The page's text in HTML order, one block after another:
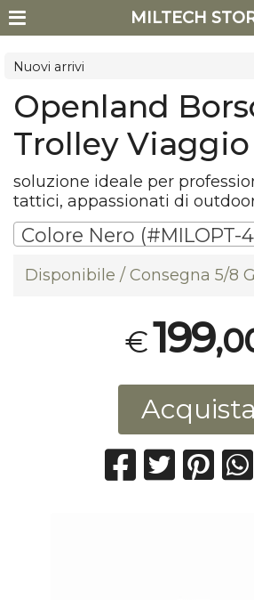
MILTECH
Nuovi arrivi
Openland
Trolley Viaggio
soluzione ideale per
tattici, appassionati di
Disponibile / Consegna 5/8
€199
Acquista